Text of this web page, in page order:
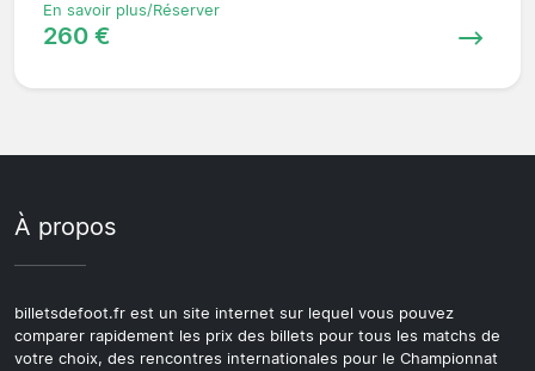
En savoir plus/Réserver
260 €
À propos
billetsdefoot.fr est un site internet sur lequel vous pouvez
comparer rapidement les prix des billets pour tous les matchs de
votre choix, des rencontres internationales pour le Championnat